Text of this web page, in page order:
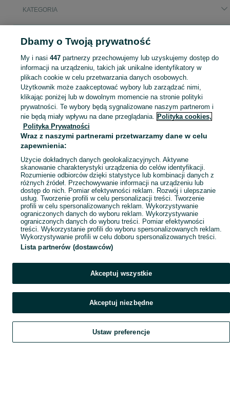
KATEGORIA
zaciski szalunkowe deski szalunkowe
Sprzedaż szalunków budowlanych Małopolskie ▶️ Systemowe i płytowe do betonu w atrakcyjnych cenach ✅ Szeroki wybór ✌ Sprawdź oferty i kupuj na OLX.pl!
Mapa kategorii
Mapa miejscowości
Mapa ministron
Popularne wyszukiwania
Szukaj Obserwujesz Dodaj Czat Konto
Dbamy o Twoją prywatność
My i nasi 447partnerzy przechowujemy lub uzyskujemy dostęp do
informacji na urządzeniu, takich jak unikalne identyfikatory w
plikach cookie w celu przetwarzania danych osobowych.
Użytkownik może zaakceptować wybory lub zarządzać nimi,
klikając poniżej lub w dowolnym momencie na stronie polityki
prywatności. Te wybory będą sygnalizowane naszym partnerom i
nie będą miały wpływu na dane przeglądania. Polityka cookies,
Polityka Prywatności
Wraz z naszymi partnerami przetwarzamy dane w celu
zapewnienia:
Użycie dokładnych danych geolokalizacyjnych. Aktywne
skanowanie charakterystyki urządzenia do celów identyfikacji.
Rozumienie odbiorców dzięki statystyce lub kombinacji danych z
różnych źródeł. Przechowywanie informacji na urządzeniu lub
dostęp do nich. Pomiar efektywności reklam. Rozwój i ulepszanie
usług. Tworzenie profili w celu personalizacji treści. Tworzenie
profili w celu spersonalizowanych reklam. Wykorzystywanie
ograniczonych danych do wyboru reklam. Wykorzystywanie
ograniczonych danych do wyboru treści. Pomiar efektywności
treści. Wykorzystanie profili do wyboru spersonalizowanych reklam.
Wykorzystywanie profili w celu doboru spersonalizowanych treści.
Lista partnerów (dostawców)
Akceptuj wszystkie
Akceptuj niezbędne
Ustaw preferencje